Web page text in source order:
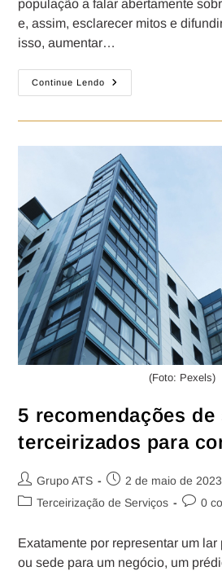
população a falar abertamente
e, assim, esclarecer mitos e
isso, aumentar…
Continue Lendo
(Foto: Pexels)
5 recomendações
terceirizados para
Grupo ATS
2 de maio de 2023
Terceirização de Serviços
0
Exatamente por representar um
ou sede para um negócio, um